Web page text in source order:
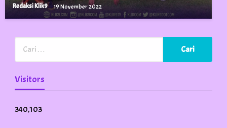
Redaksi Klik9 19 November 2022
Visitors
340,103